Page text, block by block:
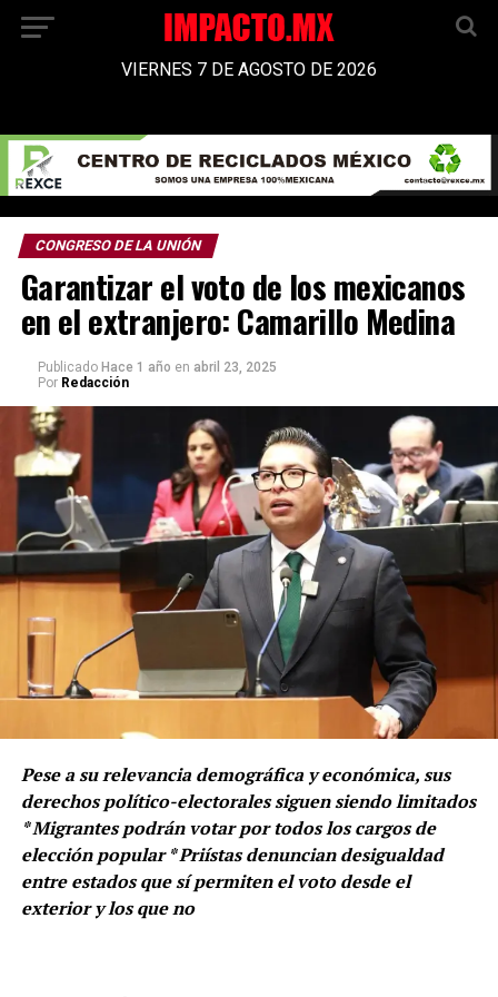
VIERNES 7 DE AGOSTO DE 2026
CONGRESO DE LA UNIÓN
Garantizar el voto de los mexicanos
en el extranjero: Camarillo Medina
Publicado Hace 1 año en abril 23, 2025
Por Redacción
Pese a su relevancia demográfica y económica, sus
derechos político-electorales siguen siendo limitados
* Migrantes podrán votar por todos los cargos de
elección popular * Priístas denuncian desigualdad
entre estados que sí permiten el voto desde el
exterior y los que no